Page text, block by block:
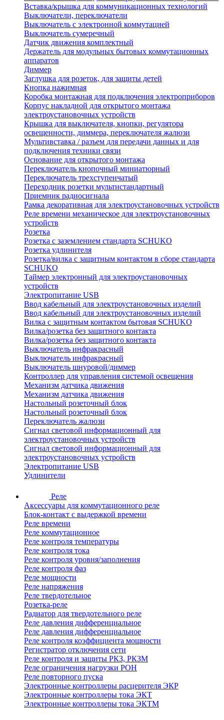
Вставка/крышка для коммуникационных технологий
Выключатели, переключатели
Выключатель с электронной коммутацией
Выключатель сумеречный
Датчик движения комплектный
Держатель для модульных бытовых коммутационных
аппаратов
Диммер
Заглушка для розеток, для защиты детей
Кнопка нажимная
Коробка монтажная для подключения электроприборов
Корпус накладной для открытого монтажа
электроустановочных устройств
Крышка для выключателя, кнопки, регулятора
освещенности, диммера, переключателя жалюзи
Мультивставка / разъем для передачи данных и для
подключения техники связи
Основание для открытого монтажа
Переключатель кнопочный миниатюрный
Переключатель трехступенчатый
Переходник розетки мультистандартный
Приемник радиосигнала
Рамка декоративная для электроустановочных устройств
Реле времени механическое для электроустановочных
устройств
Розетка
Розетка с заземлением стандарта SCHUKO
Розетка удлинителя
Розетка/вилка с защитным контактом в сборе стандарта
SCHUKO
Таймер электронный для электроустановочных
устройств
Электропитание USB
Ввод кабельный для электроустановочных изделий
Ввод кабельный для электроустановочных изделий
Вилка с защитным контактом бытовая SCHUKO
Вилка/розетка без защитного контакта
Вилка/розетка без защитного контакта
Выключатель инфракрасный
Выключатель инфракрасный
Выключатель шнуровой/диммер
Контроллер для управления системой освещения
Механизм датчика движения
Механизм датчика движения
Настольный розеточный блок
Настольный розеточный блок
Переключатель жалюзи
Сигнал световой информационный для
электроустановочных устройств
Сигнал световой информационный для
электроустановочных устройств
Электропитание USB
Удлинители
Реле
Аксессуары для коммутационного реле
Блок-контакт с выдержкой времени
Реле времени
Реле коммутационное
Реле контроля температуры
Реле контроля тока
Реле контроля уровня/заполнения
Реле контроля фаз
Реле мощности
Реле напряжения
Реле твердотельное
Розетка-реле
Радиатор для твердотельного реле
Реле давления дифференциальное
Реле давления дифференциальное
Реле контроля коэффициента мощности
Регистратор отключения сети
Реле контроля и защиты РКЗ, РКЗМ
Реле ограничения нагрузки РОН
Реле повторного пуска
Электронные контроллеры расцерителя ЭКР
Электронные контроллеры тока ЭКТ
Электронные контроллеры тока ЭКТМ